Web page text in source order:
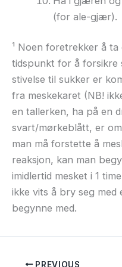
(for ale-gjær).
¹ Noen foretrekker å
tidspunkt for å forsikre
stivelse til sukker er
fra meskekaret (NB!
en tallerken, ha på en
svart/mørkeblått, er
man må forstette å
reaksjon, kan man
imidlertid mesket i 1
ikke vits å bry seg med
begynne med.
PREVIOUS